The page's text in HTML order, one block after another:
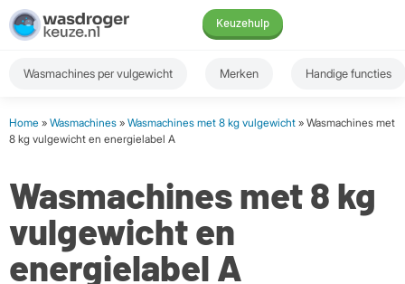
Keuzehulp
Wasmachines per vulgewicht Merken Handige functies
Home » Wasmachines » Wasmachines met 8 kg vulgewicht » Wasmachines met
8 kg vulgewicht en energielabel A
Wasmachines met 8 kg
vulgewicht en
energielabel A